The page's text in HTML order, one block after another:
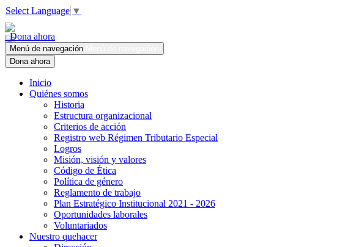
Select Language ▼
Dona ahora
Menú de navegación
Dona ahora
Inicio
Quiénes somos
Historia
Estructura organizacional
Criterios de acción
Registro web Régimen Tributario Especial
Logros
Misión, visión y valores
Código de Ética
Política de género
Reglamento de trabajo
Plan Estratégico Institucional 2021 - 2026
Oportunidades laborales
Voluntariados
Nuestro quehacer